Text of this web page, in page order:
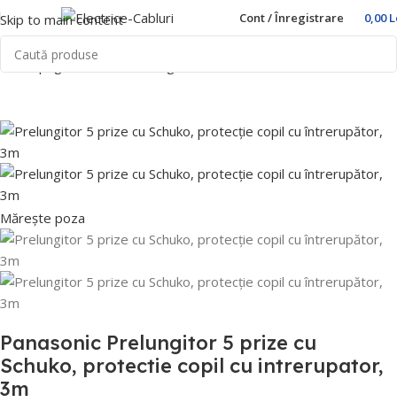
Skip to main content Cont / Înregistrare 0,00
Prima pagină
Mărește poza
Panasonic Prelungitor 5 prize cu
Schuko, protectie copil cu intrerupator,
3m